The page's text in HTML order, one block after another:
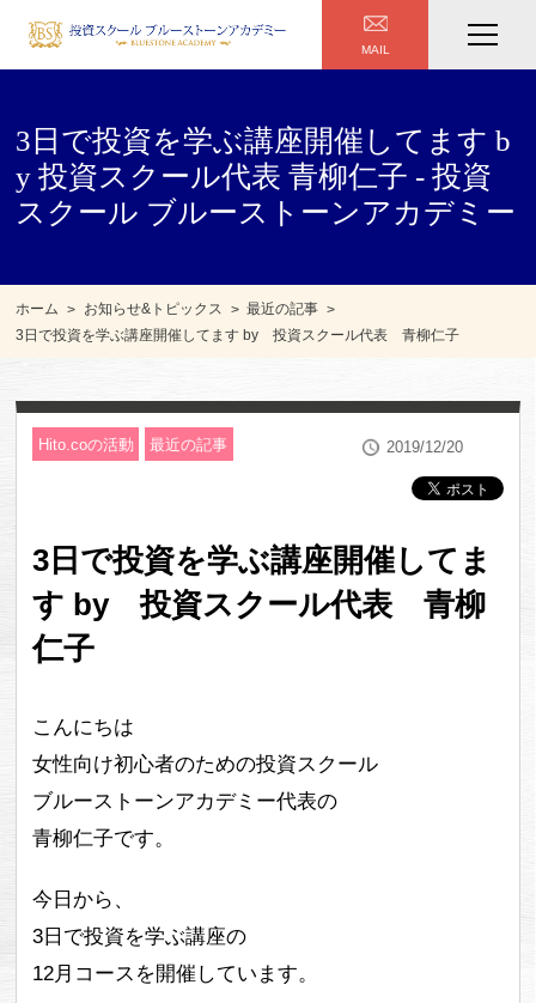
MAIL
3日で投資を学ぶ講座開催してます b
y 投資スクール代表 青柳仁子 - 投資
スクール ブルーストーンアカデミー
ホーム お知らせ&トピックス
最近の記事
3日で投資を学ぶ講座開催してます by 投資スクール代表 青柳仁子
Hito.coの活動 最近の記事 2019/12/20
3日で投資を学ぶ講座開催してま
す by 投資スクール代表 青柳
仁子
こんにちは
女性向け初心者のための投資スクール
ブルーストーンアカデミー代表の
青柳仁子です。
今日から、
3日で投資を学ぶ講座の
12月コースを開催しています。